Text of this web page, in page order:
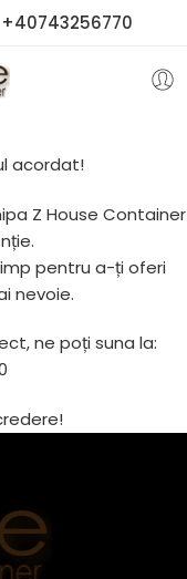
+40743256770
acordat!
Z House Container
pentru a-ți oferi
nevoie.
ne poți suna la: